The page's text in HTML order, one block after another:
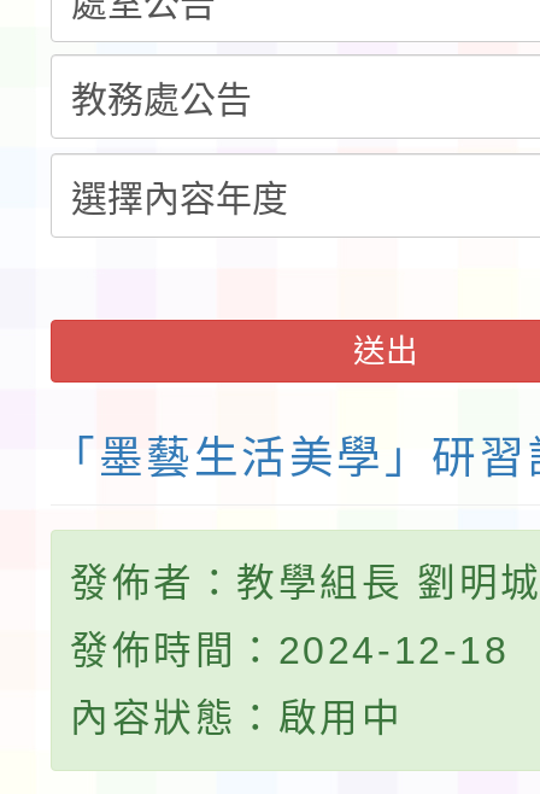
程安排一案
「桃園市補助參觀特色
展演活動實施計畫」
請一案
送出
「墨藝生活美學」研
發佈者：教學組長 劉明
發佈時間：2024-12-18
內容狀態：啟用中